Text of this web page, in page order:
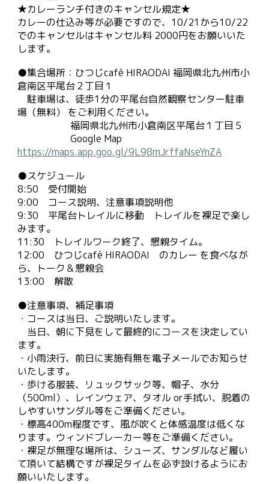
★カレーランチ付きのキャンセル規定★
カレーの仕込み等が必要ですので、 10/21から10/22
でのキャンセルはキャンセル料 2000円をお願いいた
します。
●集合場所：ひつじcafé HIRAODAI 福岡県北九州市小
倉南区平尾台２丁目１
駐車場は、徒歩1分の平尾台自然観察センター駐車
場（無料） をご利用ください。
福岡県北九州市小倉南区平尾台１丁目５
Google Map
https://maps.app.goo.gl/9L98mJrffaNseYnZA
●スケジュール
8:50 受付開始
9:00 コース説明、注意事項説明他
9:30 平尾台トレイルに移動 トレイルを裸足で楽し
みます。
11:30 トレイルワーク終了、懇親タイム。
12:00 ひつじcafé HIRAODAI のカレー を食べなが
ら、トーク＆懇親会
13:00 解散
●注意事項、 補足事項
・コースは当日、ご説明いたします。
当日、朝に下見をして最終的にコースを決定してい
ます。
・小雨決行、前日に実施有無を電子メールでお知らせ
いたします。
・歩ける服装、
リュックサック等、 帽子、水分
（500ml）、レインウェア、タオル or手拭い、脱着の
しやすいサンダル等をご準備ください。
・標高400m程度です、風が吹くと体感温度は低くな
ります。 ウィンドブレーカー等をご準備ください。
・裸足が無理な場所は、シューズ、サンダルなど履い
て頂いて結構ですが裸足タイムを必ず設けるようにお
願いいたします。